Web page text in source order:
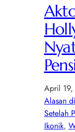
April
Alasan
Setelah
Ikonik,